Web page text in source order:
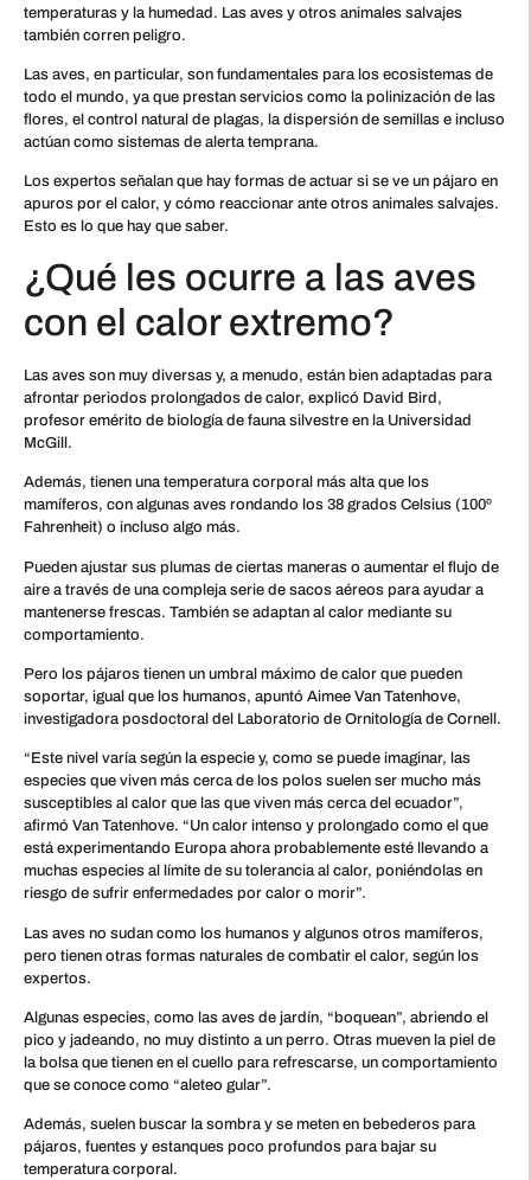
temperaturas y la humedad. Las aves y otros animales salvajes
también corren peligro.
Las aves, en particular, son fundamentales para los ecosistemas de
todo el mundo, ya que prestan servicios como la polinización de las
flores, el control natural de plagas, la dispersión de semillas e incluso
actúan como sistemas de alerta temprana.
Los expertos señalan que hay formas de actuar si se ve un pájaro en
apuros por el calor, y cómo reaccionar ante otros animales salvajes.
Esto es lo que hay que saber.
¿Qué les ocurre a las aves
con el calor extremo?
Las aves son muy diversas y, a menudo, están bien adaptadas para
afrontar periodos prolongados de calor, explicó David Bird,
profesor emérito de biología de fauna silvestre en la Universidad
McGill.
Además, tienen una temperatura corporal más alta que los
mamíferos, con algunas aves rondando los 38 grados Celsius (100º
Fahrenheit) o incluso algo más.
Pueden ajustar sus plumas de ciertas maneras o aumentar el flujo de
aire a través de una compleja serie de sacos aéreos para ayudar a
mantenerse frescas. También se adaptan al calor mediante su
comportamiento.
Pero los pájaros tienen un umbral máximo de calor que pueden
soportar, igual que los humanos, apuntó Aimee Van Tatenhove,
investigadora posdoctoral del Laboratorio de Ornitología de Cornell.
“Este nivel varía según la especie y, como se puede imaginar, las
especies que viven más cerca de los polos suelen ser mucho más
susceptibles al calor que las que viven más cerca del ecuador”,
afirmó Van Tatenhove. “Un calor intenso y prolongado como el que
está experimentando Europa ahora probablemente esté llevando a
muchas especies al límite de su tolerancia al calor, poniéndolas en
riesgo de sufrir enfermedades por calor o morir”.
Las aves no sudan como los humanos y algunos otros mamíferos,
pero tienen otras formas naturales de combatir el calor, según los
expertos.
Algunas especies, como las aves de jardín, “boquean”, abriendo el
pico y jadeando, no muy distinto a un perro. Otras mueven la piel de
la bolsa que tienen en el cuello para refrescarse, un comportamiento
que se conoce como “aleteo gular”.
Además, suelen buscar la sombra y se meten en bebederos para
pájaros, fuentes y estanques poco profundos para bajar su
temperatura corporal.